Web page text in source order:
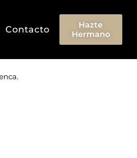
Contacto
Hazte
Hermano